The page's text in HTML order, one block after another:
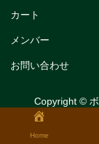
生チョコケー
チョコシフォン
タルトレット
全国発送可能ギフ
カート
メンバー
お問い合わせ
Copyright ©
Home